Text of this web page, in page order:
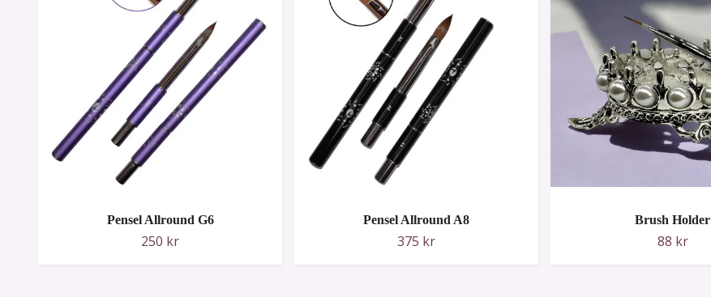
Pensel Allround G6
250 kr
Pensel Allround A8
375 kr
Brush Holder
88 kr